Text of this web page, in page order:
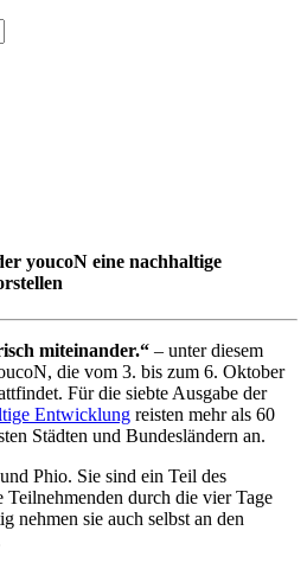
youcoN eine nachhaltige
miteinander.“ – unter diesem
die vom 3. bis zum 6. Oktober
Für die siebteAusgabe der
Entwicklung reisten mehr als 60
Städten und Bundesländern an.
Phio. Sie sind ein Teil des
Teilnehmenden durch die vier Tage
nehmen sie auch selbst an den